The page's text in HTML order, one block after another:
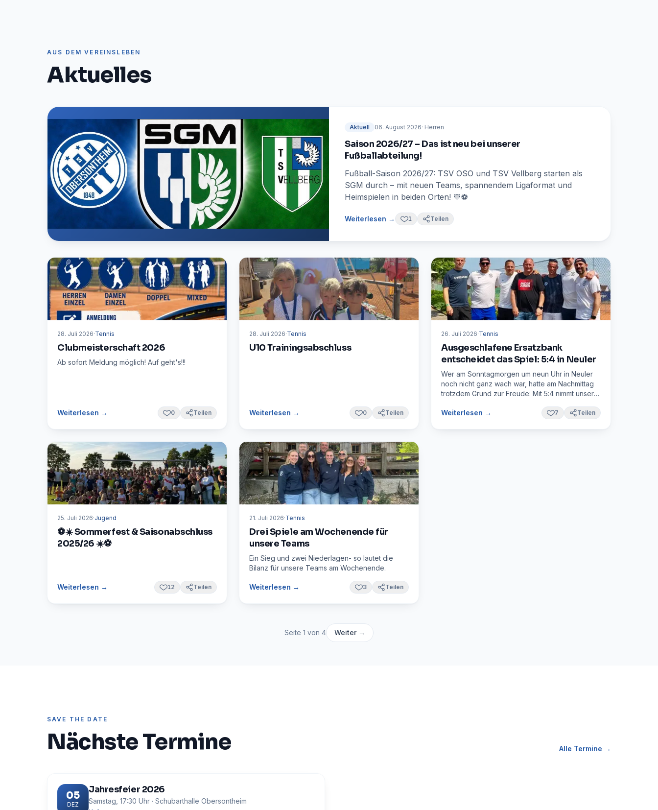
AUS DEM VEREINSLEBEN
Aktuelles
Aktuell 06. August 2026· Herren
Saison 2026/27 – Das ist neu bei unserer
Fußballabteilung!
Fußball-Saison 2026/27: TSV OSO und TSV Vellberg starten als
SGM durch – mit neuen Teams, spannendem Ligaformat und
Heimspielen in beiden Orten! 💙⚽
Weiterlesen → 1 Teilen
28. Juli 2026·Tennis
Clubmeisterschaft 2026
Ab sofort Meldung möglich! Auf geht's!!!
Weiterlesen → 0 Teilen
28. Juli 2026·Tennis
U10 Trainingsabschluss
Weiterlesen → 0 Teilen
26. Juli 2026·Tennis
Ausgeschlafene Ersatzbank
entscheidet das Spiel: 5:4 in Neuler
Wer am Sonntagmorgen um neun Uhr in Neuler
noch nicht ganz wach war, hatte am Nachmittag
trotzdem Grund zur Freude: Mit 5:4 nimmt unsere
Auswärtssieg mit nach Hause – entschieden erst
Weiterlesen → 7 Teilen
25. Juli 2026·Jugend
⚽☀️ Sommerfest & Saisonabschluss
2025/26 ☀️⚽
Weiterlesen → 12 Teilen
21. Juli 2026·Tennis
Drei Spiele am Wochenende für
unsere Teams
Ein Sieg und zwei Niederlagen- so lautet die
Bilanz für unsere Teams am Wochenende.
Weiterlesen → 3 Teilen
Seite 1 von 4 Weiter →
SAVE THE DATE
Nächste Termine Alle Termine →
05
DEZ
Jahresfeier 2026
Samstag 17:30 Uhr · Schubarthalle Obersontheim